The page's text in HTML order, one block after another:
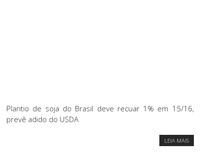
Plantio de soja do Brasil deve recuar 1% em 15/16,
prevê adido do USDA
LEIA MAIS